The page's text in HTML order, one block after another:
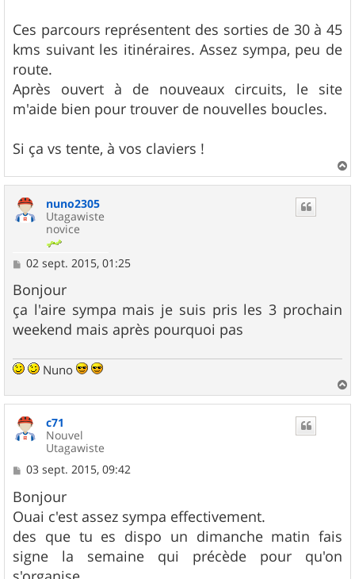
Ces parcours représentent des sorties de 30 à 45
kms suivant les itinéraires. Assez sympa, peu de
route.
Après ouvert à de nouveaux circuits, le site
m'aide bien pour trouver de nouvelles boucles.
Si ça vs tente, à vos claviers !
a
nuno2305
Utagawiste
novice
M
s
s
a
g
e
02 sept. 2015, 01:25
Bonjour
ça l'aire sympa mais je suis pris les 3 prochain
weekend mais après pourquoi pas
Nuno
a
c71
Nouvel
Utagawiste
M
s
s
a
g
e
03 sept. 2015, 09:42
Bonjour
Ouai c'est assez sympa effectivement.
des que tu es dispo un dimanche matin fais
signe la semaine qui précède pour qu'on